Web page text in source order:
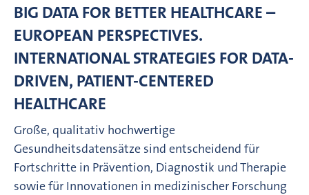
BIG DATA FOR BETTER HEALTHCARE –
EUROPEAN PERSPECTIVES.
INTERNATIONAL STRATEGIES FOR DATA-
DRIVEN, PATIENT-CENTERED
HEALTHCARE
Große, qualitativ hochwertige
Gesundheitsdatensätze sind entscheidend für
Fortschritte in Prävention, Diagnostik und Therapie
sowie für Innovationen in medizinischer Forschung